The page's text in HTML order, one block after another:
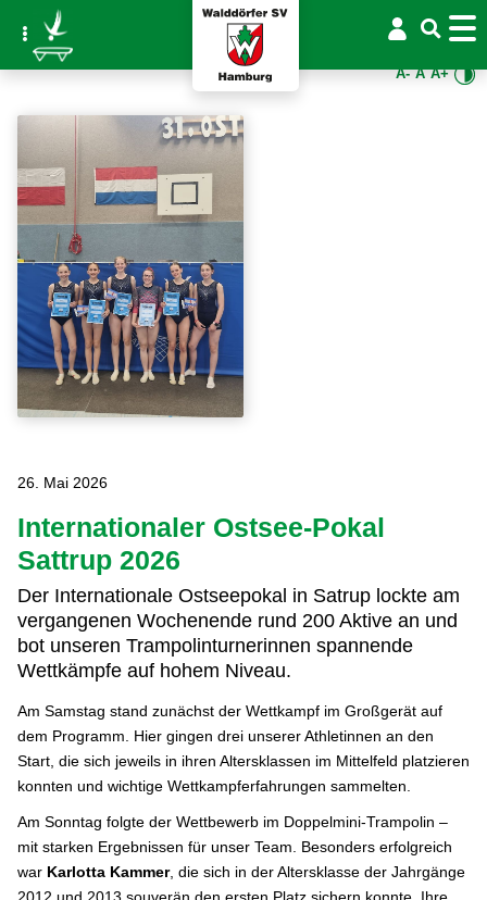
A- A A+
26. Mai 2026
Internationaler Ostsee-Pokal
Sattrup 2026
Der Internationale Ostseepokal in Satrup lockte am
vergangenen Wochenende rund 200 Aktive an und
bot unseren Trampolinturnerinnen spannende
Wettkämpfe auf hohem Niveau.
Am Samstag stand zunächst der Wettkampf im Großgerät auf
dem Programm. Hier gingen drei unserer Athletinnen an den
Start, die sich jeweils in ihren Altersklassen im Mittelfeld platzieren
konnten und wichtige Wettkampferfahrungen sammelten.
Am Sonntag folgte der Wettbewerb im Doppelmini-Trampolin –
mit starken Ergebnissen für unser Team. Besonders erfolgreich
war Karlotta Kammer, die sich in der Altersklasse der Jahrgänge